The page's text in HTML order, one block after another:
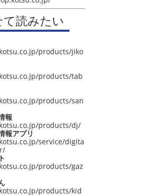
読みたい
products/jiko
products/tab
products/san
報
products/dj/
報アプリ
service/digita
products/gaz
products/kid